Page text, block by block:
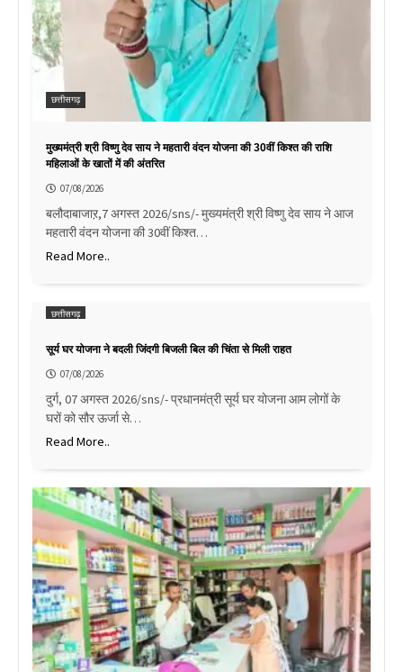
छत्तीसगढ़
मुख्यमंत्री श्री विष्णु देव साय ने महतारी वंदन योजना की 30वीं किश्त की राशि
महिलाओं के खातों में की अंतरित
07/08/2026
बलौदाबाजाऱ,7 अगस्त 2026/sns/- मुख्यमंत्री श्री विष्णु देव साय ने आज
महतारी वंदन योजना की 30वीं किश्त…
Read More..
छत्तीसगढ़
सूर्य घर योजना ने बदली जिंदगी बिजली बिल की चिंता से मिली राहत
07/08/2026
दुर्ग, 07 अगस्त 2026/sns/- प्रधानमंत्री सूर्य घर योजना आम लोगों के
घरों को सौर ऊर्जा से…
Read More..